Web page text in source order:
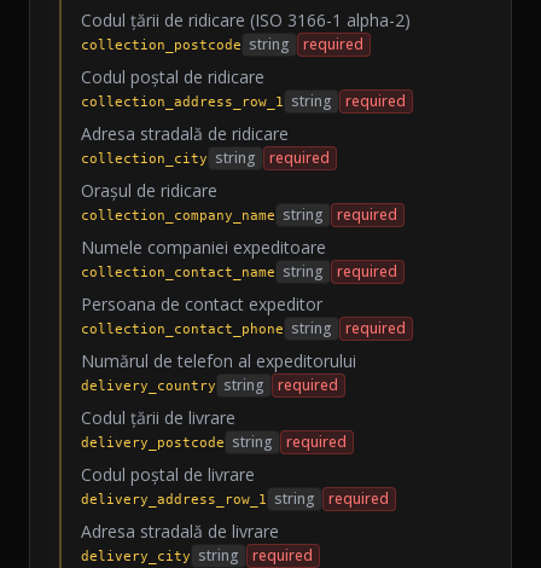
Codul țării de ridicare (ISO 3166-1 alpha-2)
collection_postcode string required
Codul poștal de ridicare
collection_address_row_1 string required
Adresa stradală de ridicare
collection_city string required
Orașul de ridicare
collection_company_name string required
Numele companiei expeditoare
collection_contact_name string required
Persoana de contact expeditor
collection_contact_phone string required
Numărul de telefon al expeditorului
delivery_country string required
Codul țării de livrare
delivery_postcode string required
Codul poștal de livrare
delivery_address_row_1 string required
Adresa stradală de livrare
delivery_city string required